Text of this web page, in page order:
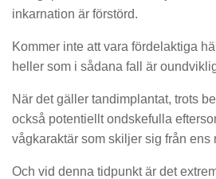
inkarnation är förstörd.
Kommer inte att vara fördelaktiga
heller som i sådana fall är
När det gäller tandimplantat, trots
också potentiellt ondskefulla
vågkaraktär som skiljer sig från ens
Och vid denna tidpunkt är det